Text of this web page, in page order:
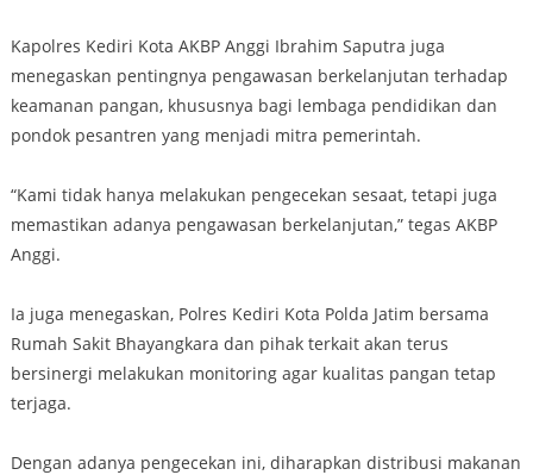
Kapolres Kediri Kota AKBP Anggi Ibrahim Saputra juga
menegaskan pentingnya pengawasan berkelanjutan terhadap
keamanan pangan, khususnya bagi lembaga pendidikan dan
pondok pesantren yang menjadi mitra pemerintah.
“Kami tidak hanya melakukan pengecekan sesaat, tetapi juga
memastikan adanya pengawasan berkelanjutan,” tegas AKBP
Anggi.
Ia juga menegaskan, Polres Kediri Kota Polda Jatim bersama
Rumah Sakit Bhayangkara dan pihak terkait akan terus
bersinergi melakukan monitoring agar kualitas pangan tetap
terjaga.
Dengan adanya pengecekan ini, diharapkan distribusi makanan